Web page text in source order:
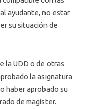
ayudante, no estar
su situación de
la UDD o de otras
la asignatura
haber aprobado su
de magíster.